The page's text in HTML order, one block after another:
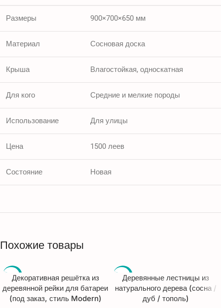
Размеры 900×700×650 мм
Материал Сосновая доска
Крыша Влагостойкая, односкатная
Для кого Средние и мелкие породы
Использование Для улицы
Цена 1500 леев
Состояние Новая
Похожие товары
-99%Декоративная решётка из
деревянной рейки для батареи
(под заказ, стиль Modern)
-16%Деревянные лестницы из
натурального дерева (сосна /
дуб / тополь)